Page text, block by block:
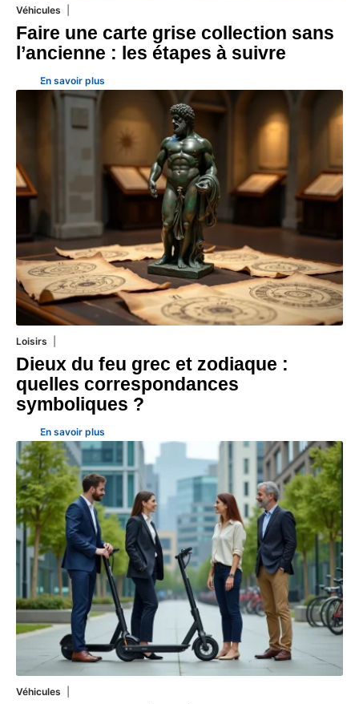
Véhicules
Faire une carte grise collection sans
l’ancienne : les étapes à suivre
En savoir plus
Loisirs
Dieux du feu grec et zodiaque :
quelles correspondances
symboliques ?
En savoir plus
Véhicules